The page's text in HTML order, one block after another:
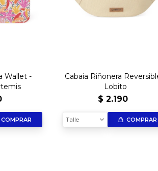
Wallet -
COMPRAR
Cabaia Riñonera
Lobito
$ 2.190
Talle COMPRAR